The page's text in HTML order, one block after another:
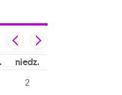
niedz
2